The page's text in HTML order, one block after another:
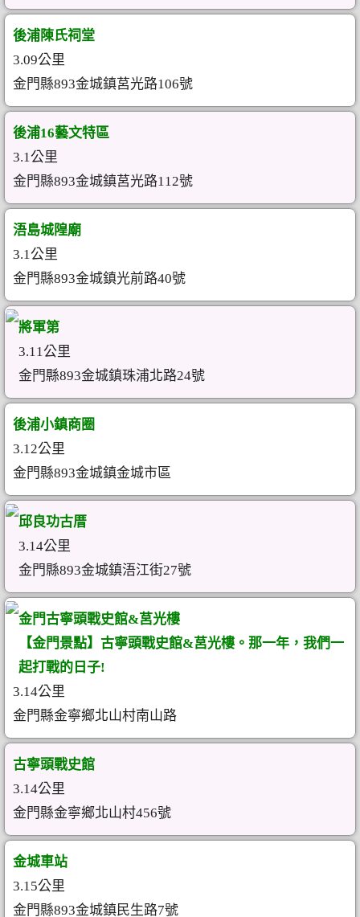
後浦陳氏祠堂
3.09公里
金門縣893金城鎮莒光路106號
後浦16藝文特區
3.1公里
金門縣893金城鎮莒光路112號
浯島城隍廟
3.1公里
金門縣893金城鎮光前路40號
將軍第
3.11公里
金門縣893金城鎮珠浦北路24號
後浦小鎮商圈
3.12公里
金門縣893金城鎮金城市區
邱良功古厝
3.14公里
金門縣893金城鎮浯江街27號
金門古寧頭戰史館&莒光樓
【金門景點】古寧頭戰史館&莒光樓。那一年，我們一
起打戰的日子!
3.14公里
金門縣金寧鄉北山村‎南山路
古寧頭戰史館
3.14公里
金門縣金寧鄉北山村456號
金城車站
3.15公里
金門縣893金城鎮民生路7號